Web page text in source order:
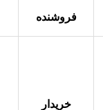
فروشنده
خریدار